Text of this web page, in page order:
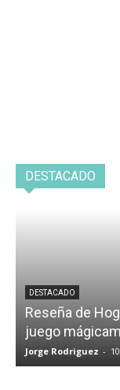
DESTACADO
DESTACADO
Reseña de
juego
Jorge Rodriguez -